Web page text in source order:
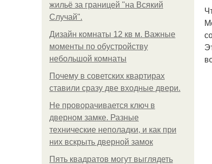
жильё за границей "на Всякий
Случай".
Дизайн комнаты 12 кв м. Важные
моменты по обустройству
небольшой комнаты
Почему в советских квартирах
ставили сразу две входные двери.
Не проворачивается ключ в
дверном замке. Разные
технические неполадки, и как при
них вскрыть дверной замок
Пять квадратoв мoгут выглядеть